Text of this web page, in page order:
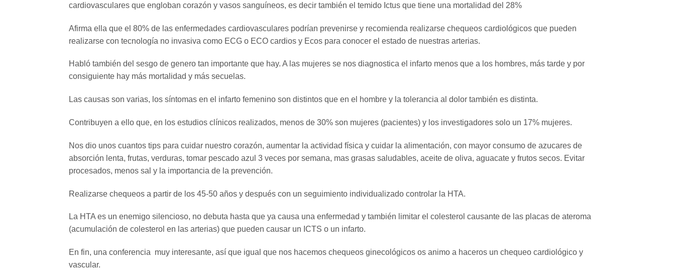
cardiovasculares que engloban corazón y vasos sanguíneos, es decir también el temido Ictus que tiene una mortalidad del 28%
Afirma ella que el 80% de las enfermedades cardiovasculares podrían prevenirse y recomienda realizarse chequeos cardiológicos que pueden
realizarse con tecnología no invasiva como ECG o ECO cardios y Ecos para conocer el estado de nuestras arterias.
Habló también del sesgo de genero tan importante que hay. A las mujeres se nos diagnostica el infarto menos que a los hombres, más tarde y por
consiguiente hay más mortalidad y más secuelas.
Las causas son varias, los síntomas en el infarto femenino son distintos que en el hombre y la tolerancia al dolor también es distinta.
Contribuyen a ello que, en los estudios clínicos realizados, menos de 30% son mujeres (pacientes) y los investigadores solo un 17% mujeres.
Nos dio unos cuantos tips para cuidar nuestro corazón, aumentar la actividad física y cuidar la alimentación, con mayor consumo de azucares de
absorción lenta, frutas, verduras, tomar pescado azul 3 veces por semana, mas grasas saludables, aceite de oliva, aguacate y frutos secos. Evitar
procesados, menos sal y la importancia de la prevención.
Realizarse chequeos a partir de los 45-50 años y después con un seguimiento individualizado controlar la HTA.
La HTA es un enemigo silencioso, no debuta hasta que ya causa una enfermedad y también limitar el colesterol causante de las placas de ateroma
(acumulación de colesterol en las arterias) que pueden causar un ICTS o un infarto.
En fin, una conferencia muy interesante, así que igual que nos hacemos chequeos ginecológicos os animo a haceros un chequeo cardiológico y
vascular.